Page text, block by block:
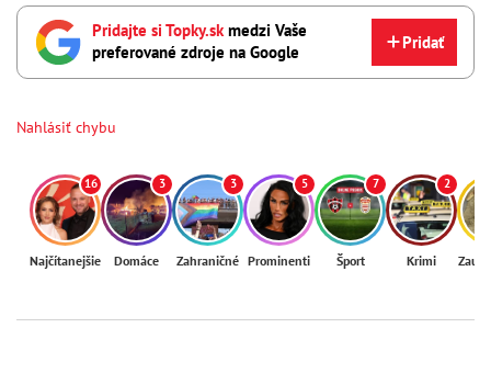
Pridajte si Topky.skmedzi Vaše
preferované zdroje na Google
Pridať
Nahlásiť chybu
16
Najčítanejšie
3
Domáce
3
Zahraničné
5
Prominenti
7
Šport
2
Krimi